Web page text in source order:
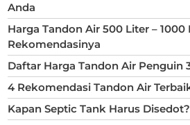
Anda
Harga Tandon Air 500 Liter – 1000
Rekomendasinya
Daftar Harga Tandon Air Penguin
4 Rekomendasi Tandon Air
Kapan Septic Tank Harus